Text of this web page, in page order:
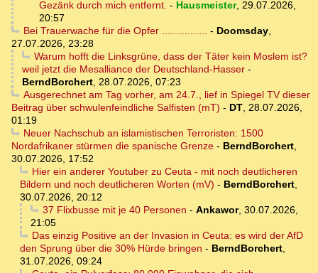
Gezänk durch mich entfernt. - Hausmeister, 29.07.2026,
20:57
Bei Trauerwache für die Opfer ................ - Doomsday,
27.07.2026, 23:28
Warum hofft die Linksgrüne, dass der Täter kein Moslem ist?
weil jetzt die Mesalliance der Deutschland-Hasser -
BerndBorchert, 28.07.2026, 07:23
Ausgerechnet am Tag vorher, am 24.7., lief in Spiegel TV dieser
Beitrag über schwulenfeindliche Salfisten (mT) - DT, 28.07.2026,
01:19
Neuer Nachschub an islamistischen Terroristen: 1500
Nordafrikaner stürmen die spanische Grenze - BerndBorchert,
30.07.2026, 17:52
Hier ein anderer Youtuber zu Ceuta - mit noch deutlicheren
Bildern und noch deutlicheren Worten (mV) - BerndBorchert,
30.07.2026, 20:12
37 Flixbusse mit je 40 Personen - Ankawor, 30.07.2026,
21:05
Das einzig Positive an der Invasion in Ceuta: es wird der AfD
den Sprung über die 30% Hürde bringen - BerndBorchert,
31.07.2026, 09:24